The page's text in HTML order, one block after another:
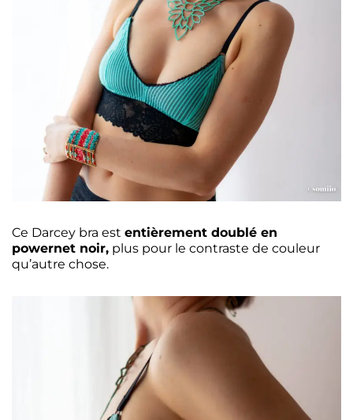
Ce Darcey bra est entièrement doublé en
powernet noir, plus pour le contraste de couleur
qu’autre chose.